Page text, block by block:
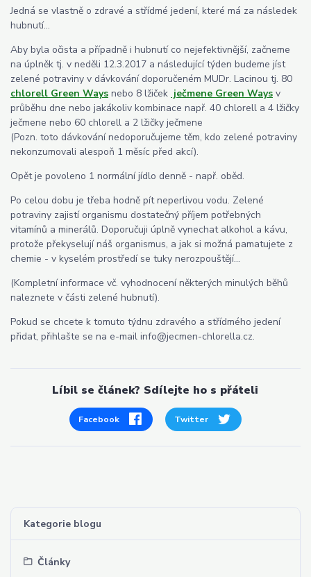
Kategorie blogu
Články
Jedná se vlastně o zdravé a střídmé jedení, které má za následek
hubnutí...
Aby byla očista a případně i hubnutí co nejefektivnější, začneme
na úplněk tj. v neděli 12.3.2017 a následující týden budeme jíst
zelené potraviny v dávkování doporučeném MUDr. Lacinou tj. 80
chlorell Green Ways nebo 8 lžiček ječmene Green Ways v
průběhu dne nebo jakákoliv kombinace např. 40 chlorell a 4 lžičky
ječmene nebo 60 chlorell a 2 lžičky ječmene
(Pozn. toto dávkování nedoporučujeme těm, kdo zelené potraviny
nekonzumovali alespoň 1 měsíc před akcí).
Opět je povoleno 1 normální jídlo denně - např. oběd.
Po celou dobu je třeba hodně pít neperlivou vodu. Zelené
potraviny zajistí organismu dostatečný příjem potřebných
vitamínů a minerálů. Doporučuji úplně vynechat alkohol a kávu,
protože překyselují náš organismus, a jak si možná pamatujete z
chemie - v kyselém prostředí se tuky nerozpouštějí...
(Kompletní informace vč. vyhodnocení některých minulých běhů
naleznete v části zelené hubnutí).
Pokud se chcete k tomuto týdnu zdravého a střídmého jedení
přidat, přihlašte se na e-mail info@jecmen-chlorella.cz.
Líbil se článek? Sdílejte ho s přáteli
Facebook Twitter